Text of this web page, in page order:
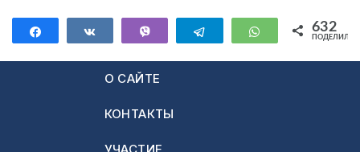
ПоделитьсяПоделиться Telegram WhatsApp
632
О САЙТЕ
КОНТАКТЫ
УЧАСТИЕ